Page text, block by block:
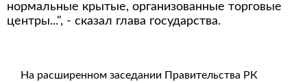
нормальные крытые, организованные торговые
центры...", - сказал глава государства.
На расширенном заседании Правительства РК